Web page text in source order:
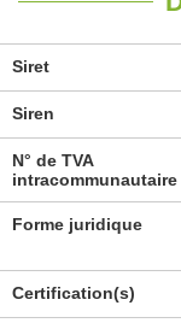
Siret
Siren
N° de TVA
intracommunautaire
Forme juridique
Certification(s)